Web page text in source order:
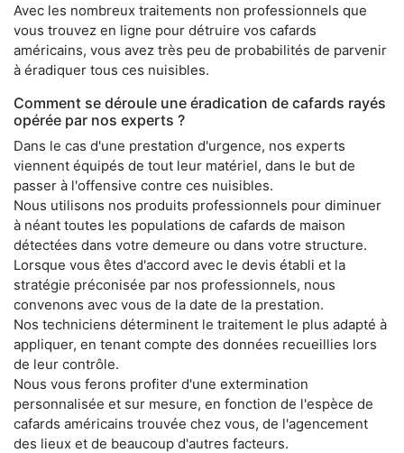
Avec les nombreux traitements non professionnels que
vous trouvez en ligne pour détruire vos cafards
américains, vous avez très peu de probabilités de parvenir
à éradiquer tous ces nuisibles.
Comment se déroule une éradication de cafards rayés
opérée par nos experts ?
Dans le cas d'une prestation d'urgence, nos experts
viennent équipés de tout leur matériel, dans le but de
passer à l'offensive contre ces nuisibles.
Nous utilisons nos produits professionnels pour diminuer
à néant toutes les populations de cafards de maison
détectées dans votre demeure ou dans votre structure.
Lorsque vous êtes d'accord avec le devis établi et la
stratégie préconisée par nos professionnels, nous
convenons avec vous de la date de la prestation.
Nos techniciens déterminent le traitement le plus adapté à
appliquer, en tenant compte des données recueillies lors
de leur contrôle.
Nous vous ferons profiter d'une extermination
personnalisée et sur mesure, en fonction de l'espèce de
cafards américains trouvée chez vous, de l'agencement
des lieux et de beaucoup d'autres facteurs.